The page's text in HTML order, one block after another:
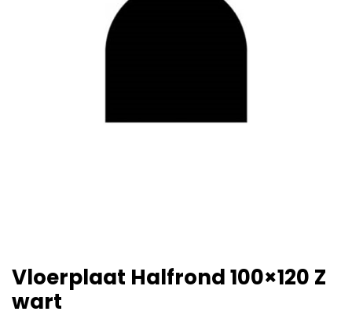
Vloerplaat Halfrond 100×120 Z
Wart